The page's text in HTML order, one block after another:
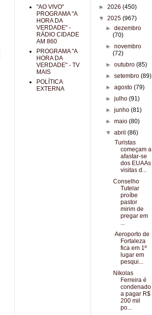
"AO VIVO"
PROGRAMA "A
HORA DA
VERDADE" -
RÁDIO CIDADE
AM 860
PROGRAMA "A
HORA DA
VERDADE" - TV
MAIS
POLÍTICA
EXTERNA
► 2026 (450)
▼ 2025 (967)
►dezembro
(70)
►novembro
(72)
►outubro(85)
►setembro(89)
►agosto(79)
►julho(91)
►junho(81)
►maio(80)
▼abril(86)
Turistas
começam a
afastar-se
dos EUAAs
visitas d...
Conselho
Tutelar
proíbe
pastor
mirim de
pregar em
...
Aeroporto de
Fortaleza
fica em 1º
lugar em
pesqui...
Nikolas
Ferreira é
condenado
a pagar R$
200 mil
po...